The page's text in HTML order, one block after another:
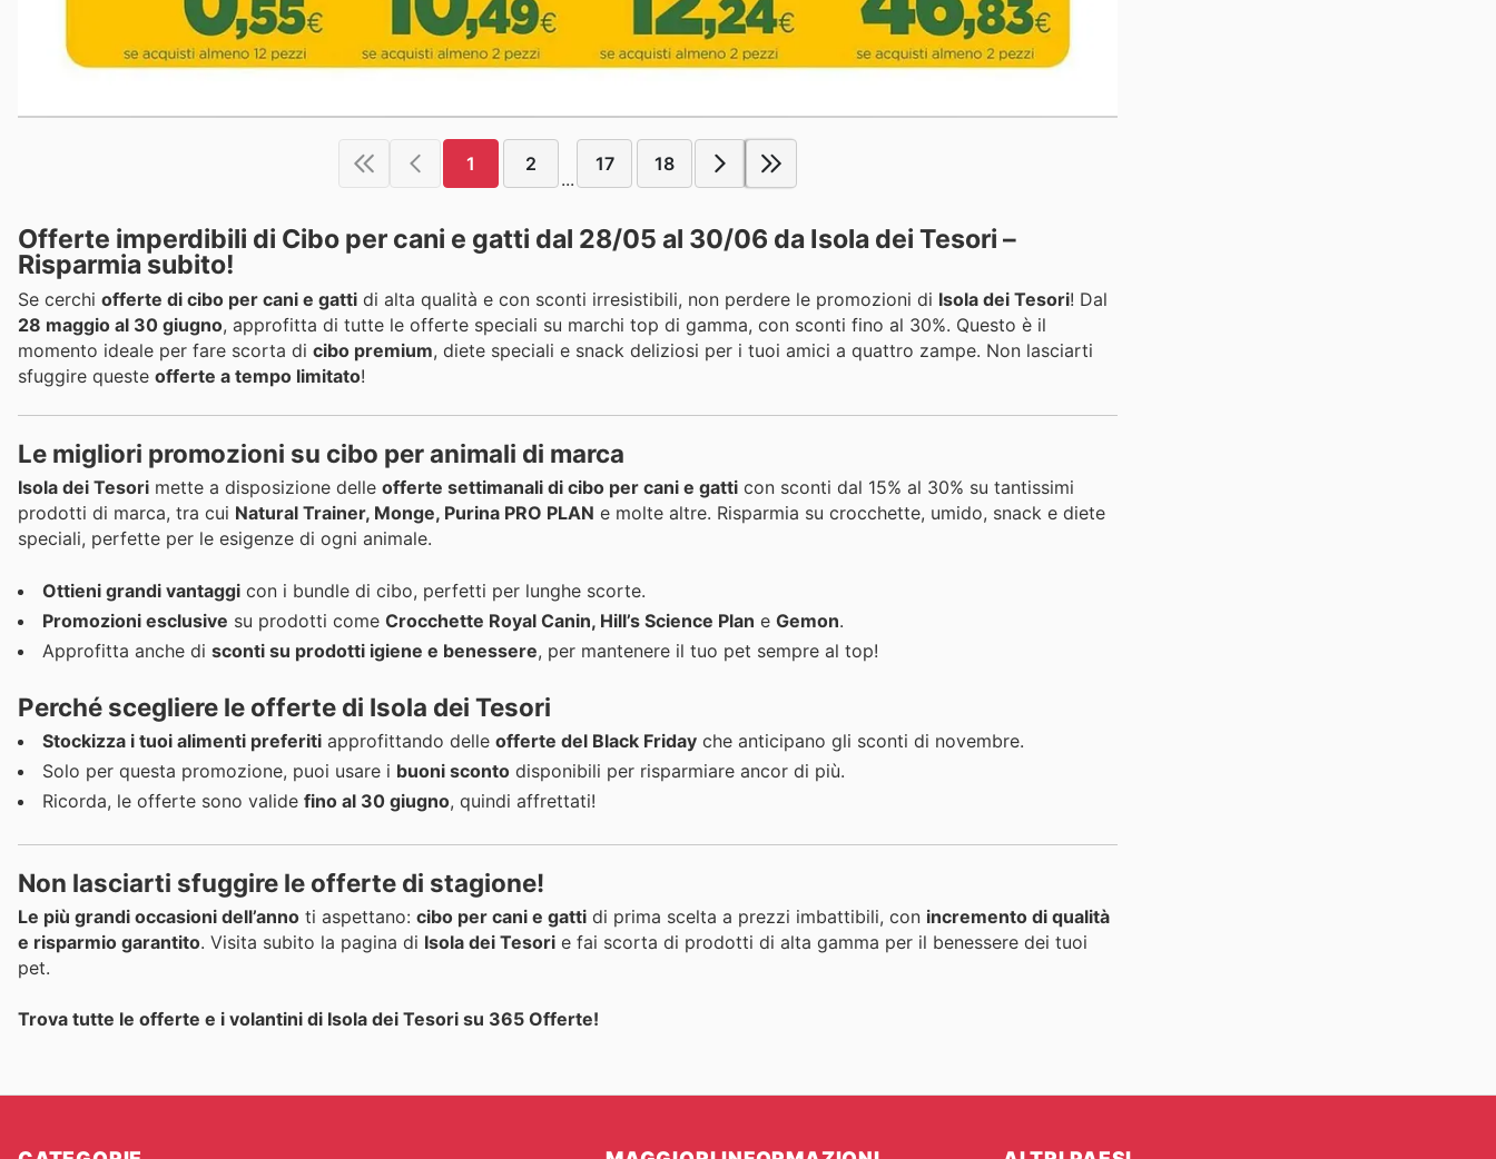
1 2
...
17 18
Offerte imperdibili di Cibo per cani e gatti dal 28/05 al 30/06 da Isola dei Tesori –
Risparmia subito!
Se cerchi offerte di cibo per cani e gatti di alta qualità e con sconti irresistibili, non perdere le promozioni di Isola dei Tesori! Dal
28 maggio al 30 giugno, approfitta di tutte le offerte speciali su marchi top di gamma, con sconti fino al 30%. Questo è il
momento ideale per fare scorta di cibo premium, diete speciali e snack deliziosi per i tuoi amici a quattro zampe. Non lasciarti
sfuggire queste offerte a tempo limitato!
Le migliori promozioni su cibo per animali di marca
Isola dei Tesori mette a disposizione delle offerte settimanali di cibo per cani e gatti con sconti dal 15% al 30% su tantissimi
prodotti di marca, tra cui Natural Trainer, Monge, Purina PRO PLAN e molte altre. Risparmia su crocchette, umido, snack e diete
speciali, perfette per le esigenze di ogni animale.
Ottieni grandi vantaggi con i bundle di cibo, perfetti per lunghe scorte.
Promozioni esclusive su prodotti come Crocchette Royal Canin, Hill’s Science Plan e Gemon.
Approfitta anche di sconti su prodotti igiene e benessere, per mantenere il tuo pet sempre al top!
Perché scegliere le offerte di Isola dei Tesori
Stockizza i tuoi alimenti preferiti approfittando delle offerte del Black Friday che anticipano gli sconti di novembre.
Solo per questa promozione, puoi usare i buoni sconto disponibili per risparmiare ancor di più.
Ricorda, le offerte sono valide fino al 30 giugno, quindi affrettati!
Non lasciarti sfuggire le offerte di stagione!
Le più grandi occasioni dell’anno ti aspettano: cibo per cani e gatti di prima scelta a prezzi imbattibili, con incremento di qualità
e risparmio garantito. Visita subito la pagina di Isola dei Tesori e fai scorta di prodotti di alta gamma per il benessere dei tuoi
pet.
Trova tutte le offerte e i volantini di Isola dei Tesori su 365 Offerte!